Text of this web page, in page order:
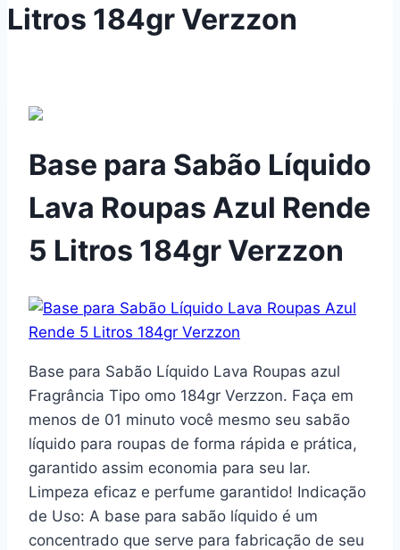
Litros 184gr Verzzon
Base para Sabão Líquido
Lava Roupas Azul Rende
5 Litros 184gr Verzzon
Base para Sabão Líquido Lava Roupas azul
Fragrância Tipo omo 184gr Verzzon. Faça em
menos de 01 minuto você mesmo seu sabão
líquido para roupas de forma rápida e prática,
garantido assim economia para seu lar.
Limpeza eficaz e perfume garantido! Indicação
de Uso: A base para sabão líquido é um
concentrado que serve para fabricação de seu